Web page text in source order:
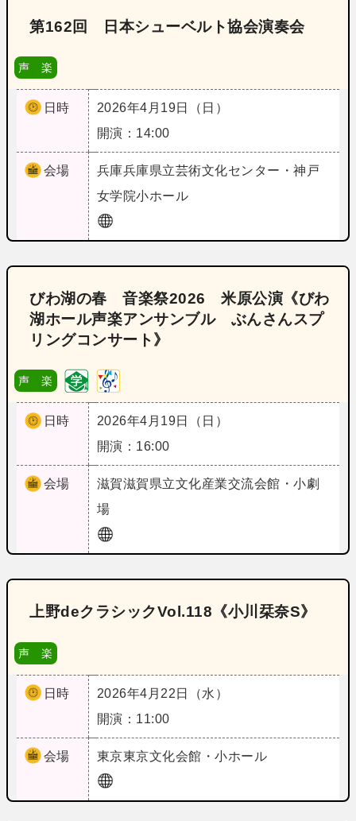
第162回 日本シューベルト協会演奏会
声 楽
日時
2026年4月19日（日）
開演：14:00
会場 兵庫兵庫県立芸術文化センター・神戸
女学院小ホール
びわ湖の春 音楽祭2026 米原公演《びわ
湖ホール声楽アンサンブル ぶんさんスプ
リングコンサート》
声 楽
日時
2026年4月19日（日）
開演：16:00
会場 滋賀滋賀県立文化産業交流会館・小劇
場
上野deクラシックVol.118《小川栞奈S》
声 楽
日時
2026年4月22日（水）
開演：11:00
会場 東京東京文化会館・小ホール